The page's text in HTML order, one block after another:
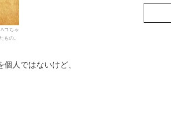
コちゃ
もの。
人ではないけど、